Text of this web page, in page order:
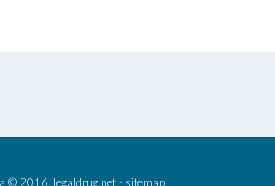
© 2016. legaldrug.net- sitemap